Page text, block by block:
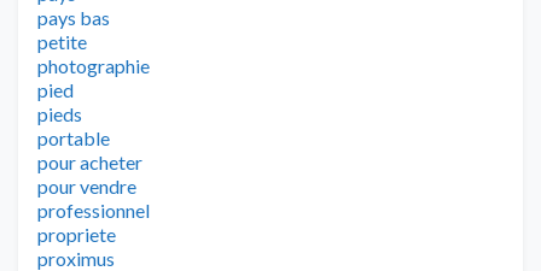
pays bas
petite
photographie
pied
pieds
portable
pour acheter
pour vendre
professionnel
propriete
proximus